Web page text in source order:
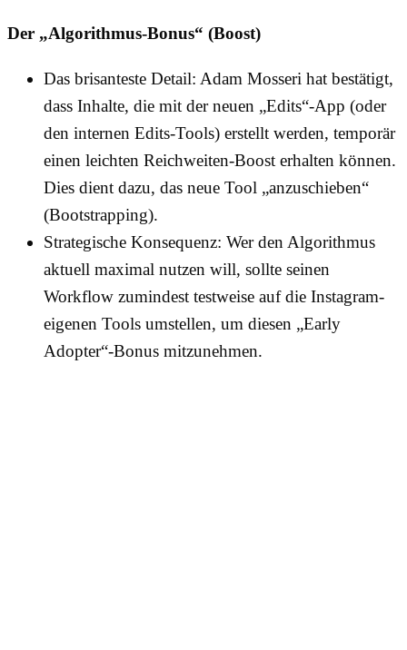
Der „Algorithmus-Bonus“ (Boost)
Das brisanteste Detail: Adam Mosseri hat bestätigt,
dass Inhalte, die mit der neuen „Edits“-App (oder
den internen Edits-Tools) erstellt werden, temporär
einen leichten Reichweiten-Boost erhalten können.
Dies dient dazu, das neue Tool „anzuschieben“
(Bootstrapping).
Strategische Konsequenz: Wer den Algorithmus
aktuell maximal nutzen will, sollte seinen
Workflow zumindest testweise auf die Instagram-
eigenen Tools umstellen, um diesen „Early
Adopter“-Bonus mitzunehmen.